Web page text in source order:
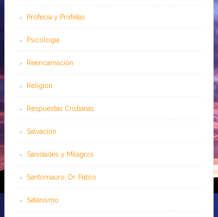
Profecía y Profetas
Psicología
Reencarnación
Religión
Respuestas Cristianas
Salvación
Sanidades y Milagros
Santomauro, Dr. Pablo
Satanismo